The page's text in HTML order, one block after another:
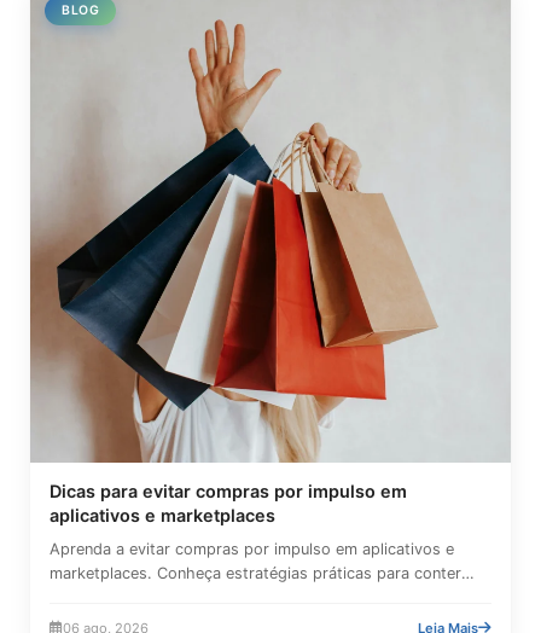
BLOG
Dicas para evitar compras por impulso em
aplicativos e marketplaces
Aprenda a evitar compras por impulso em aplicativos e
marketplaces. Conheça estratégias práticas para conter
06 ago, 2026 Leia Mais